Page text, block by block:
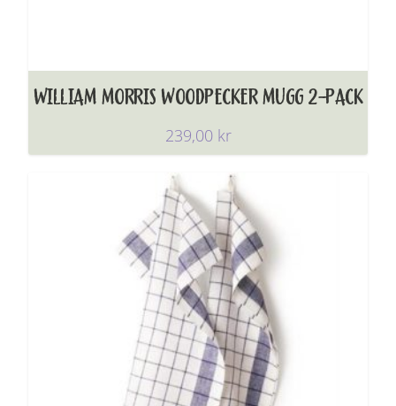
WILLIAM MORRIS WOODPECKER MUGG 2-PACK
239,00 kr